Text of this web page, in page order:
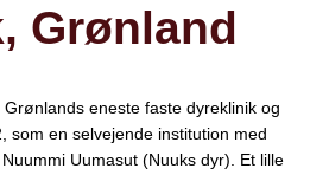
Grønland
eneste faste dyreklinik og
som en selvejende institution med
Uumasut (Nuuks dyr). Et lille